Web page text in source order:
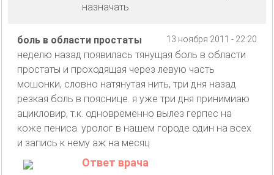
назначать.
13 ноября 2011 - 22:20
боль в области простаты
неделю назад появилась тянущая боль в области
простаты и проходящая через левую часть
мошонки, словно натянутая нить, три дня назад
резкая боль в пояснице. я уже три дня принимиаю
ацикловир, т.к. одновременно вылез герпес на
коже пениса. уролог в нашем городе один на всех
и запись к нему аж на месяц
Ответ врача